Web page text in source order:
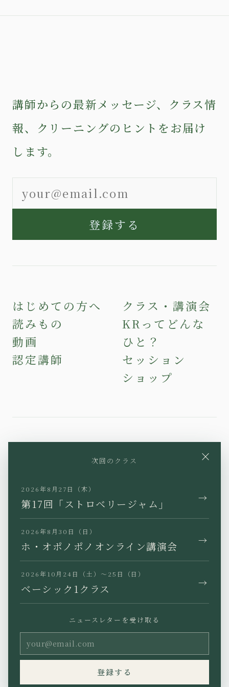
講師からの最新メッセージ、クラス情
報、クリーニングのヒントをお届け
します。
登録する
はじめての方へ
読みもの
動画
認定講師
クラス・講演会
KRってどんな
ひと？
セッション
ショップ
Facebook
JP EN KR TW
利用規約
Copyright (C) Ho’oponopono
Asia All rights reserved.
×
次回のクラス
2026年8月27日（木）
第17回「ストロベリージャム」 →
2026年8月30日（日）
ホ・オポノポノオンライン講演会 →
2026年10月24日（土）〜25日（日）
ベーシック1クラス →
ニュースレターを受け取る
登録する